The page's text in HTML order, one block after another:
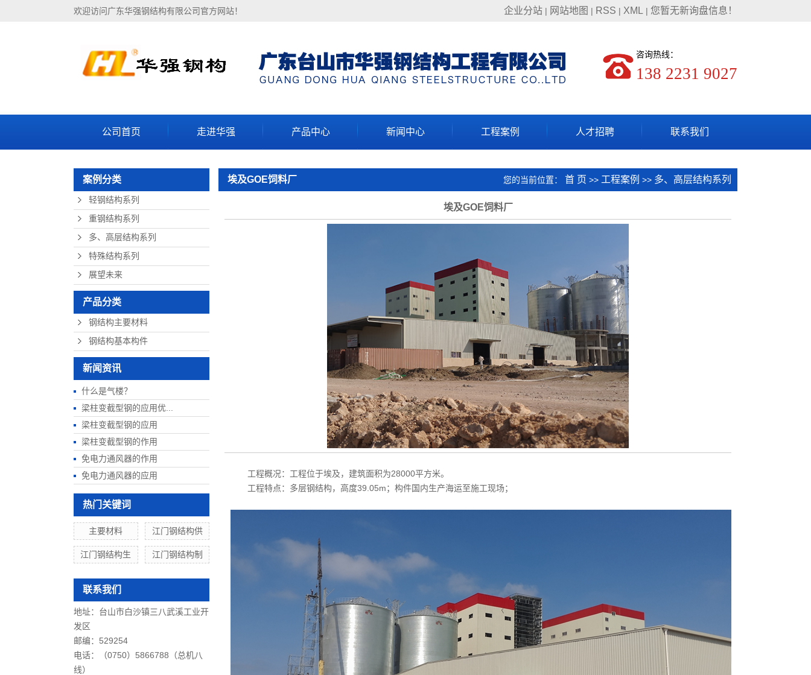
欢迎访问广东华强钢结构有限公司官方网站！ 企业分站 | 网站地图 | RSS | XML | 您暂无新询盘信息！
咨询热线：
138 2231 9027
公司首页 走进华强
企业实力
联系我们
产品中心
钢结构基本构件
新闻中心 工程案例
重钢结构系列
多、高层结构系列
人才招聘 联系我们
案例分类
轻钢结构系列
重钢结构系列
多、高层结构系列
特殊结构系列
展望未来
产品分类
钢结构主要材料
钢结构基本构件
新闻资讯
什么是气楼？
梁柱变截型钢的应用优...
梁柱变截型钢的应用
梁柱变截型钢的作用
免电力通风器的作用
免电力通风器的应用
热门关键词
主要材料 江门钢结构供
江门钢结构生 江门钢结构制
联系我们
地址：台山市白沙镇三八武溪工业开
发区
邮编：529254
电话：（0750）5866788（总机八
线）
埃及GOE饲料厂 您的当前位置： 首 页 >> 工程案例 >> 多、高层结构系列
埃及GOE饲料厂
工程概况：工程位于埃及，建筑面积为28000平方米。
工程特点：多层钢结构，高度39.05m；构件国内生产海运至施工现场；